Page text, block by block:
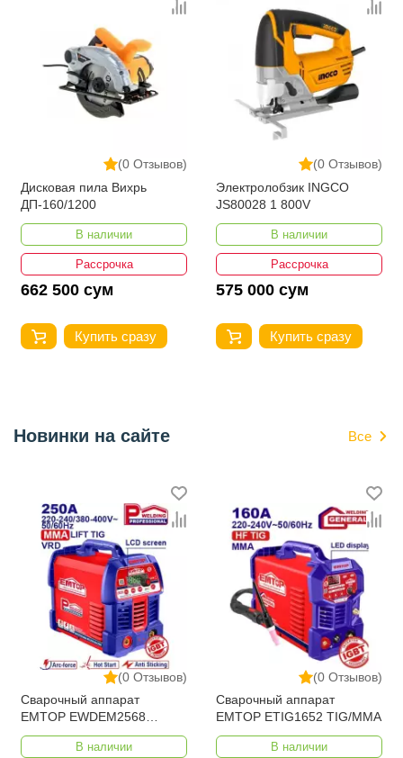
(0 Отзывов)
Дисковая пила Вихрь
ДП-160/1200
В наличии
Рассрочка
662 500 сум
Купить сразу
(0 Отзывов)
Электролобзик INGCO
JS80028 1 800V
В наличии
Рассрочка
575 000 сум
Купить сразу
Новинки на сайте Все
(0 Отзывов)
Сварочный аппарат
EMTOP EWDEM2568
MMA/TIG Lift
В наличии
(0 Отзывов)
Сварочный аппарат
EMTOP ETIG1652 TIG/MMA
В наличии